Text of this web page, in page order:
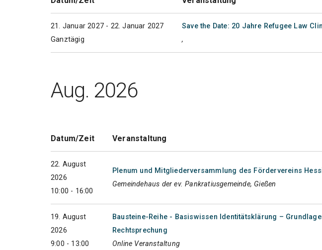
21. Januar 2027 - 22. Januar 2027
Ganztägig
Save the Date: 20 Jahre Refugee Law
,
Aug. 2026
Datum/Zeit Veranstaltung
22. August
2026
10:00 - 16:00
Plenum und Mitgliederversammlung des Fördervereins
Gemeindehaus der ev. Pankratiusgemeinde, Gießen
19. August
2026
9:00 - 13:00
Bausteine-Reihe - Basiswissen Identitätsklärung –
Rechtsprechung
Online Veranstaltung